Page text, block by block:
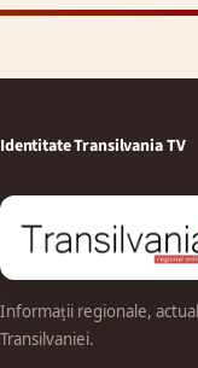
Identitate Transilvania TV
Informații regionale,
Transilvaniei.